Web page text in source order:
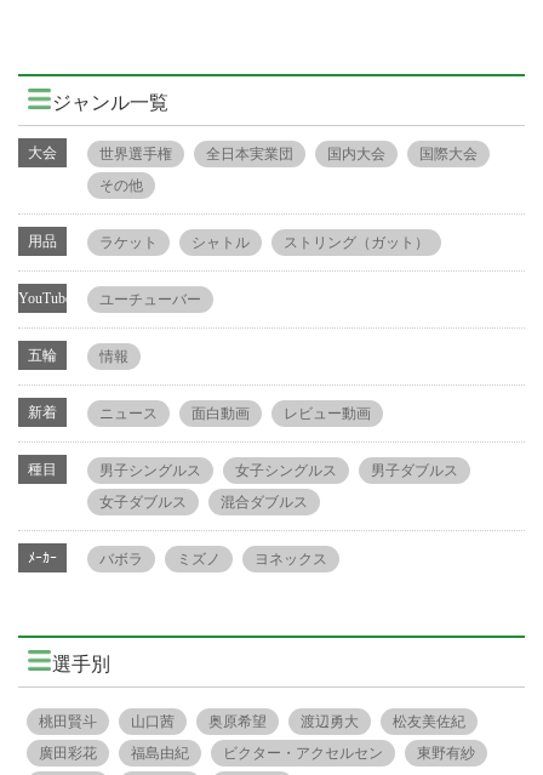
ジャンル一覧
大会 世界選手権 全日本実業団 国内大会
国際大会
その他
用品 ラケット シャトル ストリング（ガット）
YouTube ユーチューバー
五輪 情報
新着 ニュース 面白動画 レビュー動画
種目 男子シングルス 女子シングルス
男子ダブルス
女子ダブルス
混合ダブルス
ﾒｰｶｰ バボラ ミズノ ヨネックス
選手別
桃田賢斗 山口茜 奥原希望 渡辺勇大
松友美佐紀
廣田彩花
福島由紀 ビクター・アクセルセン
東野有紗